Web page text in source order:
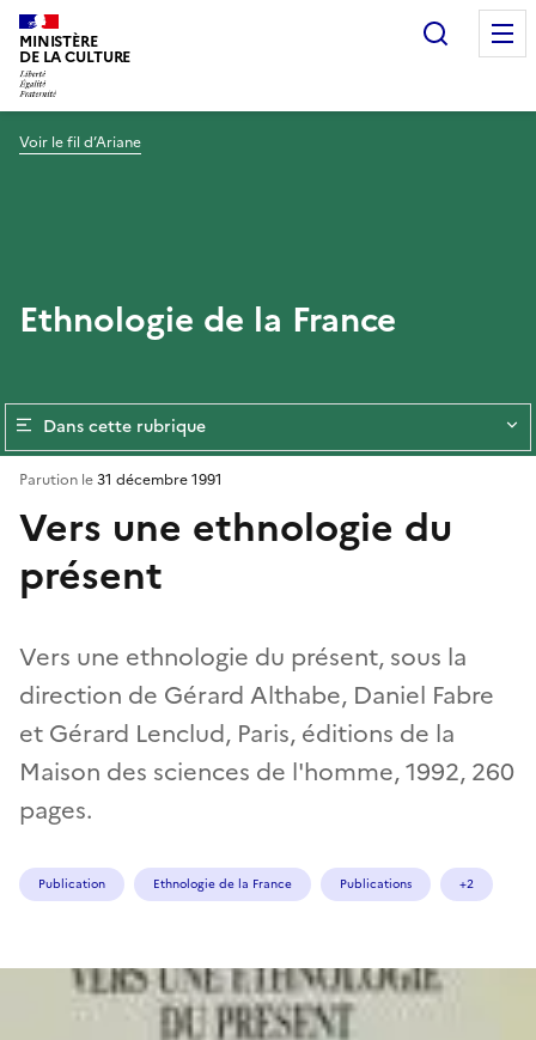
MINISTÈRE
DE LA CULTURE
Voir le fil d’Ariane
Ethnologie de la France
Dans cette rubrique
Vers une ethnologie du
présent
Vers une ethnologie du présent, sous la
direction de Gérard Althabe, Daniel Fabre
et Gérard Lenclud, Paris, éditions de la
Maison des sciences de l'homme, 1992, 260
pages.
Parution le31 décembre 1991
Publication Ethnologie de la France Publications +2